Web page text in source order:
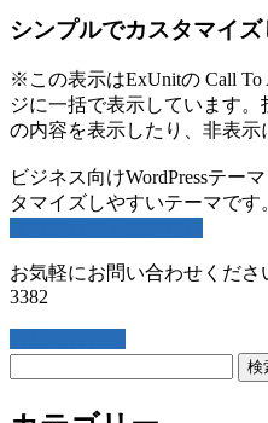
シンプルでカスタマイ
※この表示はExUnitの Call
ジに一括で表示しています
の内容を表示したり、非表示
ビジネス向けWordPressテー
タマイズしやすいテーマです
お気軽にお問い合わせくださ
3382